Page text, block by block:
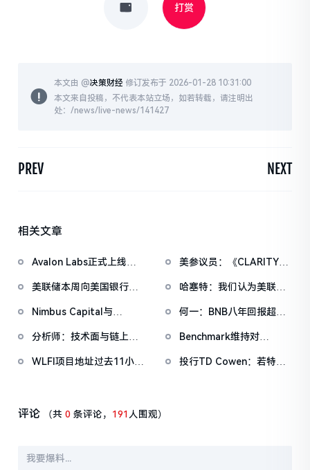
打赏
本文由 @决策财经 修订发布于 2026-01-28 10:31:00
本文来自投稿，不代表本站立场，如若转载，请注明出
处：/news/live-news/141427
PREV NEXT
相关文章
Avalon Labs正式上线
美参议员：《CLARITY法
美联储本周向美国银行体
冠疫情以来第四大流动性
注入
哈塞特：我们认为美联储
Nimbus Capital与
万美元战略合作，拓展比
特币DeFi基础设施
何一：BNB八年回报超
坚守行业
分析师：技术面与链上数
下行风险
Benchmark维持对
评级，但目标价下调超
WLFI项目地址过去11小时
投行TD Cowen：若特朗
评论 （共0 条评论， 191 人围观）